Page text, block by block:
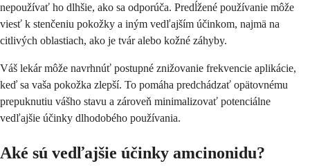
nepoužívať ho dlhšie, ako sa odporúča. Predĺžené používanie môže
viesť k stenčeniu pokožky a iným vedľajším účinkom, najmä na
citlivých oblastiach, ako je tvár alebo kožné záhyby.
Váš lekár môže navrhnúť postupné znižovanie frekvencie aplikácie,
keď sa vaša pokožka zlepší. To pomáha predchádzať opätovnému
prepuknutiu vášho stavu a zároveň minimalizovať potenciálne
vedľajšie účinky dlhodobého používania.
Aké sú vedľajšie účinky amcinonidu?